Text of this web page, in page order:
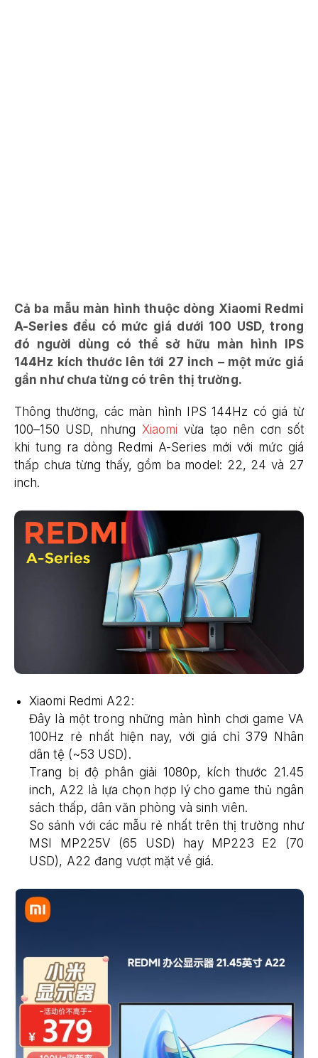
Cả ba mẫu màn hình thuộc dòng Xiaomi Redmi
A-Series đều có mức giá dưới 100 USD, trong
đó người dùng có thể sở hữu màn hình IPS
144Hz kích thước lên tới 27 inch – một mức giá
gần như chưa từng có trên thị trường.
Thông thường, các màn hình IPS 144Hz có giá từ
100–150 USD, nhưng Xiaomi vừa tạo nên cơn sốt
khi tung ra dòng Redmi A-Series mới với mức giá
thấp chưa từng thấy, gồm ba model: 22, 24 và 27
inch.
Xiaomi Redmi A22:
Đây là một trong những màn hình chơi game VA
100Hz rẻ nhất hiện nay, với giá chỉ 379 Nhân
dân tệ (~53 USD).
Trang bị độ phân giải 1080p, kích thước 21.45
inch, A22 là lựa chọn hợp lý cho game thủ ngân
sách thấp, dân văn phòng và sinh viên.
So sánh với các mẫu rẻ nhất trên thị trường như
MSI MP225V (65 USD) hay MP223 E2 (70
USD), A22 đang vượt mặt về giá.